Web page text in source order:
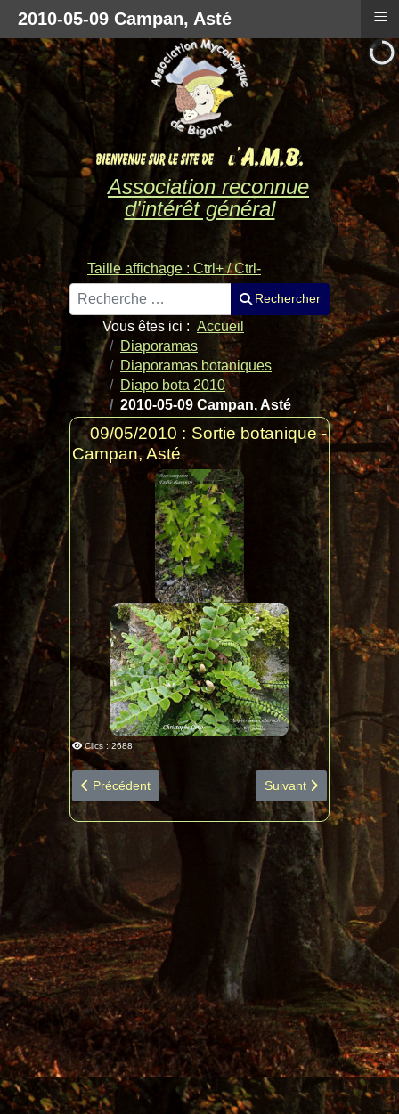
Association reconnue
d'intérêt général
Taille affichage : Ctrl+ / Ctrl-
Rechercher
Rechercher
Vous êtes ici : Accueil
Diaporamas
Diaporamas botaniques
Diapo bota 2010
2010-05-09 Campan, Asté
09/05/2010 : Sortie botanique -
Campan, Asté
Clics : 2688
Article précédent : 2011-04-02 Campan diapo espèces
Précédent Article suivant : 2010-
Suivant
2010-05-09 Campan, Asté ≡